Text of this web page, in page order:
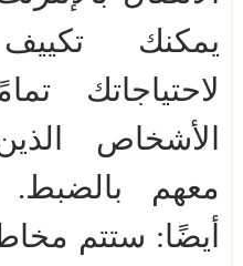
يمكنك
لاحتياجاتك
الأشخاص
معهم بالضبط.
أيضًا: ستتم